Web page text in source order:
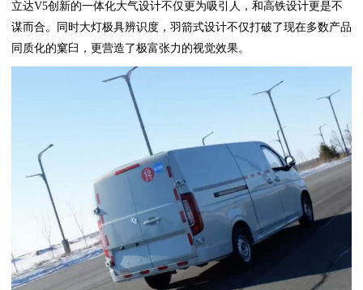
立达V5创新的一体化大气设计不仅更为吸引人，和高铁设计更是不
谋而合。同时大灯极具辨识度，羽箭式设计不仅打破了现在多数产品
同质化的窠臼，更营造了极富张力的视觉效果。